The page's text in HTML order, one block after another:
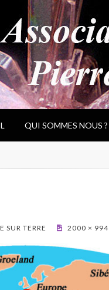
QUI SOMMES NOUS ?
SUR TERRE 2000 × 994